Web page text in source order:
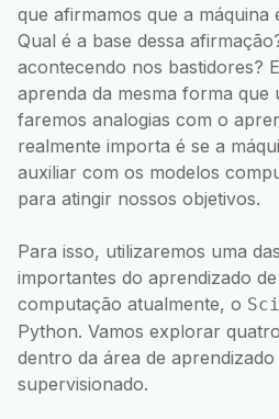
que afirmamos que a máquina
Qual é a base dessa
acontecendo nos bastidores?
aprenda da mesma forma que
faremos analogias com o
realmente importa é se a
auxiliar com os modelos
para atingir nossos objetivos.
Para isso, utilizaremos uma
importantes do aprendizado
computação atualmente, o
Python. Vamos explorar
dentro da área de aprendizado
supervisionado.